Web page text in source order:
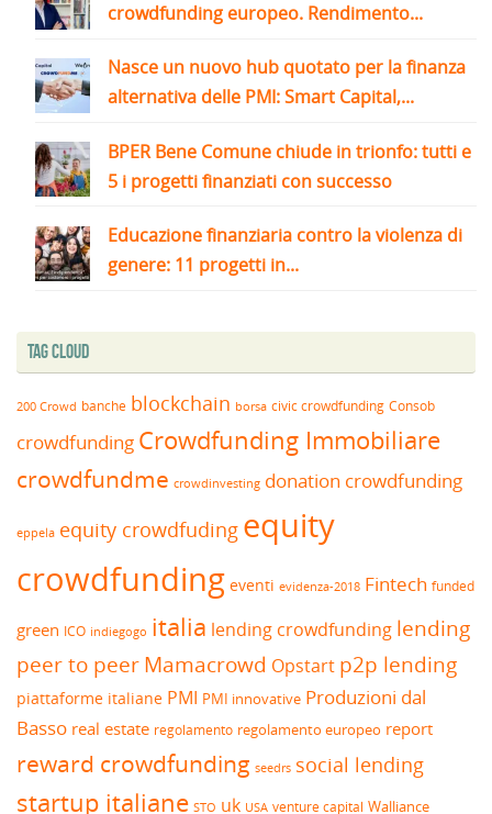
crowdfunding europeo. Rendimento...
Nasce un nuovo hub quotato per la finanza
alternativa delle PMI: Smart Capital,...
BPER Bene Comune chiude in trionfo: tutti e
5 i progetti finanziati con successo
Educazione finanziaria contro la violenza di
genere: 11 progetti in...
Tag Cloud
200 Crowd banche blockchain borsa civic crowdfunding Consob
crowdfunding Crowdfunding Immobiliare
crowdfundme crowdinvesting donation crowdfunding
eppela equity crowdfuding equity
crowdfunding eventi evidenza-2018 Fintech funded
green ICO indiegogo italia lending crowdfunding lending
peer to peerMamacrowd Opstart p2p lending
piattaforme italiane PMI PMI innovative Produzioni dal
Basso real estate regolamento regolamento europeo report
reward crowdfunding seedrs social lending
startup italiane STO uk USA venture capital Walliance